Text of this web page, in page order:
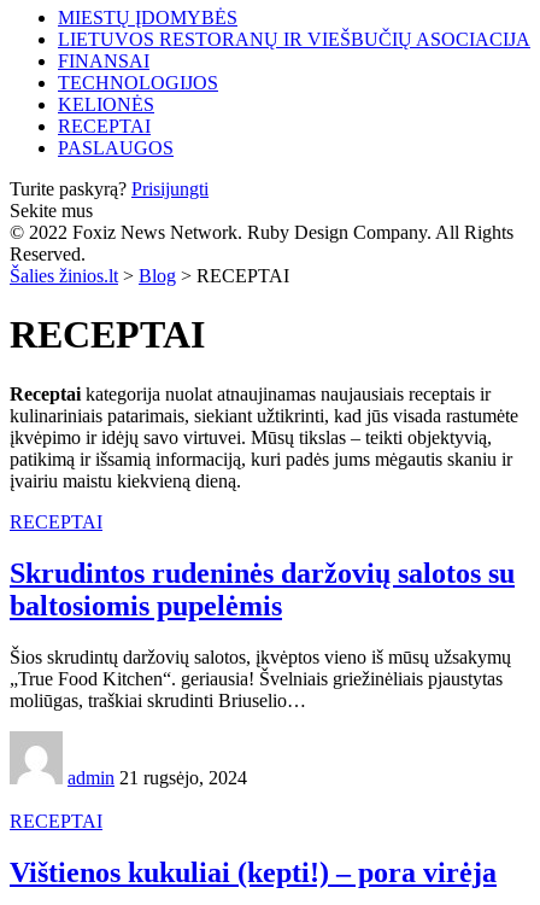
MIESTŲ ĮDOMYBĖS
LIETUVOS RESTORANŲ IR VIEŠBUČIŲ ASOCIACIJA
FINANSAI
TECHNOLOGIJOS
KELIONĖS
RECEPTAI
PASLAUGOS
Turite paskyrą? Prisijungti
Sekite mus
© 2022 Foxiz News Network. Ruby Design Company. All Rights
Reserved.
Šalies žinios.lt > Blog > RECEPTAI
RECEPTAI
Receptai kategorija nuolat atnaujinamas naujausiais receptais ir
kulinariniais patarimais, siekiant užtikrinti, kad jūs visada rastumėte
įkvėpimo ir idėjų savo virtuvei. Mūsų tikslas – teikti objektyvią,
patikimą ir išsamią informaciją, kuri padės jums mėgautis skaniu ir
įvairiu maistu kiekvieną dieną.
RECEPTAI
Skrudintos rudeninės daržovių salotos su
baltosiomis pupelėmis
Šios skrudintų daržovių salotos, įkvėptos vieno iš mūsų užsakymų
„True Food Kitchen“. geriausia! Švelniais griežinėliais pjaustytas
moliūgas, traškiai skrudinti Briuselio…
admin 21 rugsėjo, 2024
RECEPTAI
Vištienos kukuliai (kepti!) – pora virėja